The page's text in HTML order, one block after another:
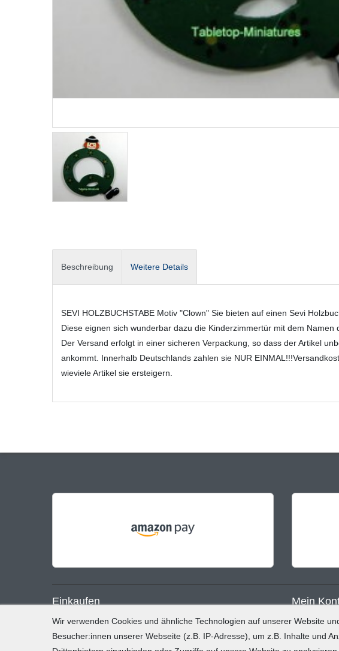
Beschreibung Weitere Details
SEVI HOLZBUCHSTABE Motiv "Clown" Sie bieten auf einen Sevi
Diese eignen sich wunderbar dazu die Kinderzimmertür mit dem Namen
Der Versand erfolgt in einer sicheren Verpackung, so dass der Artikel
ankommt. Innerhalb Deutschlands zahlen sie NUR
wieviele Artikel sie ersteigern.
Einkaufen
Zahlung und Versand
Mein
Registrieren
Wir verwenden Cookies und ähnliche Technologien auf unserer Website
Besucher:innen unserer Webseite (z.B. IP-Adresse), um z.B. Inhalte und